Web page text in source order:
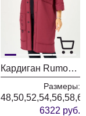
Кардиган Rumoda 2019 бордовый
Размеры:
6322 руб.